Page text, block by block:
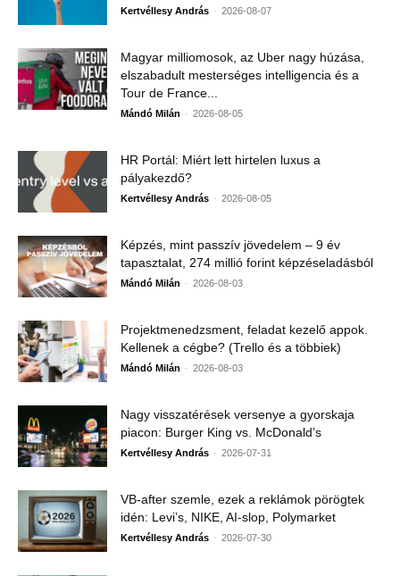
Kertvéllesy András - 2026-08-07
Magyar milliomosok, az Uber nagy húzása,
elszabadult mesterséges intelligencia és a
Tour de France...
Mándó Milán - 2026-08-05
HR Portál: Miért lett hirtelen luxus a
pályakezdő?
Kertvéllesy András - 2026-08-05
Képzés, mint passzív jövedelem – 9 év
tapasztalat, 274 millió forint képzéseladásból
Mándó Milán - 2026-08-03
Projektmenedzsment, feladat kezelő appok.
Kellenek a cégbe? (Trello és a többiek)
Mándó Milán - 2026-08-03
Nagy visszatérések versenye a gyorskaja
piacon: Burger King vs. McDonald’s
Kertvéllesy András - 2026-07-31
VB-after szemle, ezek a reklámok pörögtek
idén: Levi’s, NIKE, AI-slop, Polymarket
Kertvéllesy András - 2026-07-30